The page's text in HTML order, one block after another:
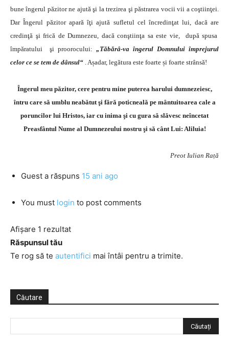
bune îngerul păzitor ne ajută şi la trezirea şi păstrarea vocii vii a coştiinţei.
Dar Îngerul păzitor apară îţi ajută sufletul cel încredinţat lui, dacă are
credinţă şi frică de Dumnezeu, dacă conştiinţa sa este vie, după spusa
împăratului şi proorocului: „Tăbărâ-va îngerul Domnului împrejurul
celor ce se tem de dânsul“ . Așadar, legătura este foarte și foarte strânsă!
Îngerul meu păzitor, cere pentru mine puterea harului dumnezeiesc,
întru care să umblu neabătut şi fără poticneală pe mântuitoarea cale a
poruncilor lui Hristos, iar cu inima şi cu gura să slăvesc neîncetat
Preasfântul Nume al Dumnezeului nostru şi să cânt Lui: Aliluia!
Preot Iulian Rață
Guest a răspuns 15 ani ago
You must login to post comments
Afișare 1 rezultat
Răspunsul tău
Te rog să te autentifici mai întâi pentru a trimite.
Căutare